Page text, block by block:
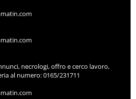
necrologi, offro e cerco lavoro,
al numero: 0165/231711